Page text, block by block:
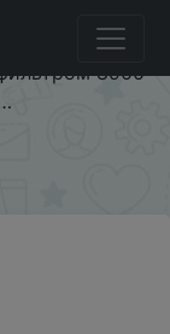
пылесос
8900